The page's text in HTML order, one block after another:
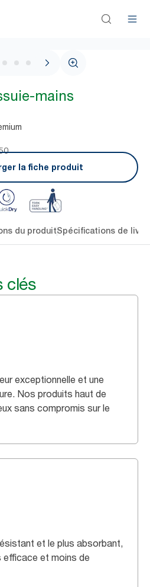
1 / 7
mains
la fiche produit
du produitSpécifications de
clés
exceptionnelle et une
Nos produits haut de
sans compromis sur le
et le plus absorbant,
efficace et moins de